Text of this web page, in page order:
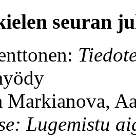
seuran
Markianova,
Lugemistu